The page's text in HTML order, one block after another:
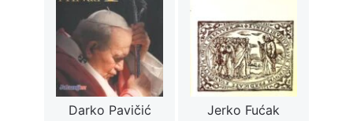
Darko Pavičić
Jerko Fućak